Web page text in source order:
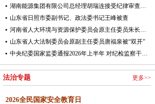
湖南能源集团有限公司总经理胡瑞连接受纪律审查和监察调查
山东省日照市委副书记、政法委书记王峰被查
河南省人大环境与资源保护委员会原主任委员朱长青被开除党籍
山东省人大法制委员会原副主任委员唐福泉被“双开”
中央纪委国家监委通报2026年上半年 对纪检监察干部监督检查审查调查情况
法治专题 更多>>
2026全民国家安全教育日